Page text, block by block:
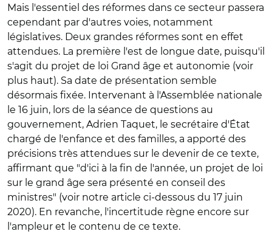
Mais l'essentiel des réformes dans ce secteur passera
cependant par d'autres voies, notamment
législatives. Deux grandes réformes sont en effet
attendues. La première l'est de longue date, puisqu'il
s'agit du projet de loi Grand âge et autonomie (voir
plus haut). Sa date de présentation semble
désormais fixée. Intervenant à l'Assemblée nationale
le 16 juin, lors de la séance de questions au
gouvernement, Adrien Taquet, le secrétaire d'État
chargé de l'enfance et des familles, a apporté des
précisions très attendues sur le devenir de ce texte,
affirmant que "d'ici à la fin de l'année, un projet de loi
sur le grand âge sera présenté en conseil des
ministres" (voir notre article ci-dessous du 17 juin
2020). En revanche, l'incertitude règne encore sur
l'ampleur et le contenu de ce texte.